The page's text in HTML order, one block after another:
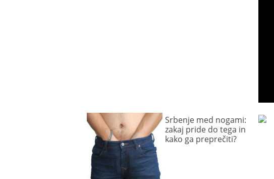
Srbenje med nogami:
zakaj pride do tega in
kako ga preprečiti?